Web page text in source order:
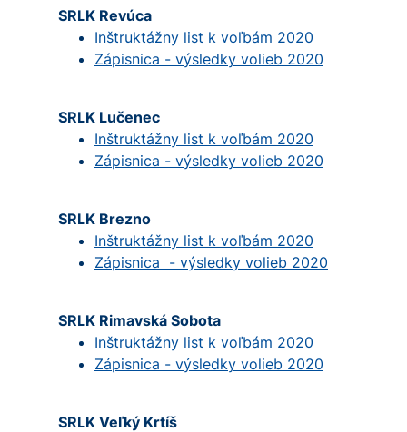
SRLK Revúca
Inštruktážny list k voľbám 2020
Zápisnica - výsledky volieb 2020
SRLK Lučenec
Inštruktážny list k voľbám 2020
Zápisnica - výsledky volieb 2020
SRLK Brezno
Inštruktážny list k voľbám 2020
Zápisnica - výsledky volieb 2020
SRLK Rimavská Sobota
Inštruktážny list k voľbám 2020
Zápisnica - výsledky volieb 2020
SRLK Veľký Krtíš